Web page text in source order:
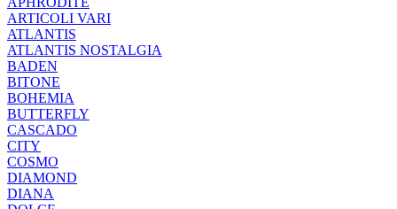
ARTICOLI VARI
ATLANTIS
ATLANTIS NOSTALGIA
BADEN
BITONE
BOHEMIA
BUTTERFLY
CASCADO
CITY
COSMO
DIAMOND
DIANA